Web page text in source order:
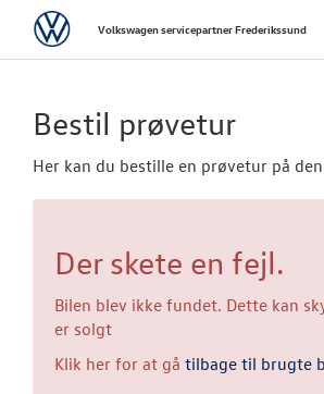
VolkswagenVolkswagen servicepartner Frederikssund
Bestil prøvetur
Her kan du bestille en prøvetur på
Der skete en fejl.
Bilen blev ikke fundet. Dette kan
er solgt
Klik her for at gå tilbage til brugte